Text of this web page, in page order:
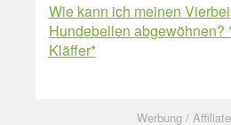
Wie kann ich meinen
Hundebellen abgewöhnen?
Kläffer*